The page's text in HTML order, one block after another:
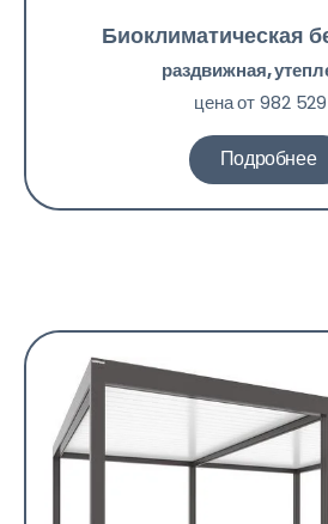
Биоклиматическая
раздвижная,
цена от 982
Подробнее